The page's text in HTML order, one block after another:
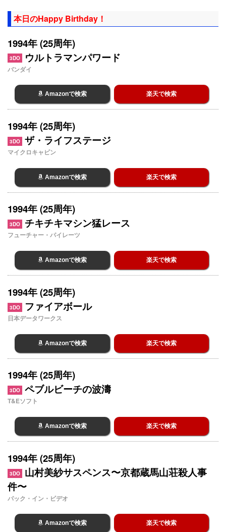
本日のHappy Birthday！
1994年 (25周年)
3DO ウルトラマンパワード
バンダイ
Amazonで検索 楽天で検索
1994年 (25周年)
3DO ザ・ライフステージ
マイクロキャビン
Amazonで検索 楽天で検索
1994年 (25周年)
3DO チキチキマシン猛レース
フューチャー・パイレーツ
Amazonで検索 楽天で検索
1994年 (25周年)
3DO ファイアボール
日本データワークス
Amazonで検索 楽天で検索
1994年 (25周年)
3DO ペブルビーチの波濤
T&Eソフト
Amazonで検索 楽天で検索
1994年 (25周年)
3DO
山村美紗サスペンス〜京都蔵馬山荘殺人事
件〜
パック・イン・ビデオ
Amazonで検索 楽天で検索